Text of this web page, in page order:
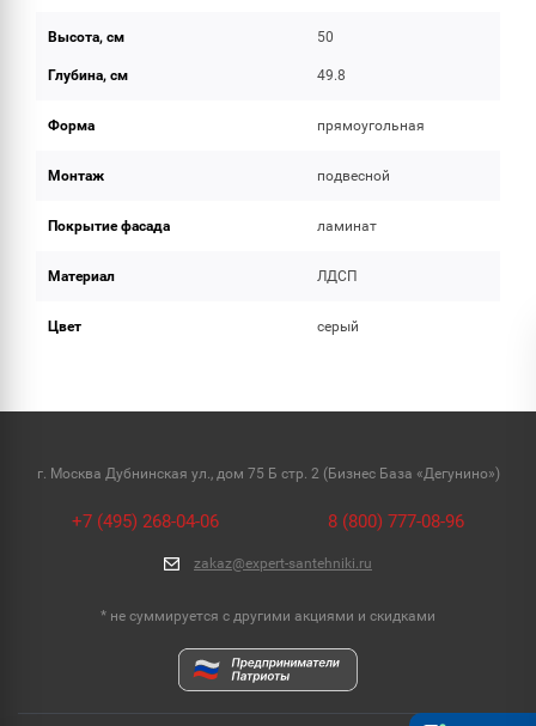
Высота, см 50
Глубина, см 49.8
Форма прямоугольная
Монтаж подвесной
Покрытие фасада ламинат
Материал ЛДСП
Цвет серый
г. Москва Дубнинская ул., дом 75 Б стр. 2 (Бизнес База «Дегунино»)
+7 (495) 268-04-06 8 (800) 777-08-96
zakaz@expert-santehniki.ru
* не суммируется с другими акциями и скидками